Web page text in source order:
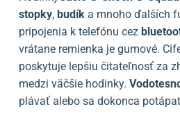
stopky, budík a mnoho ďalších
pripojenia k telefónu cez
vrátane remienka je gumové.
poskytuje lepšiu čitateľnosť za
medzi väčšie hodinky.
plávať alebo sa dokonca